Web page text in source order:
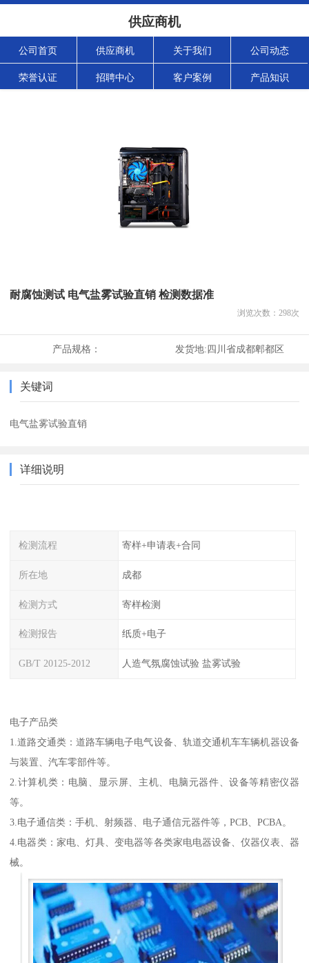
供应商机
公司首页 供应商机 关于我们 公司动态
荣誉认证 招聘中心 客户案例 产品知识
耐腐蚀测试 电气盐雾试验直销 检测数据准
浏览次数： 298次
产品规格： 发货地:四川省成都郫都区
关键词
电气盐雾试验直销
详细说明
检测流程 寄样+申请表+合同
所在地 成都
检测方式 寄样检测
检测报告 纸质+电子
GB/T 20125-2012 人造气氛腐蚀试验 盐雾试验
电子产品类
1.道路交通类：道路车辆电子电气设备、轨道交通机车车辆机器设备
与装置、汽车零部件等。
2.计算机类：电脑、显示屏、主机、电脑元器件、设备等精密仪器
等。
3.电子通信类：手机、射频器、电子通信元器件等，PCB、PCBA。
4.电器类：家电、灯具、变电器等各类家电电器设备、仪器仪表、器
械。